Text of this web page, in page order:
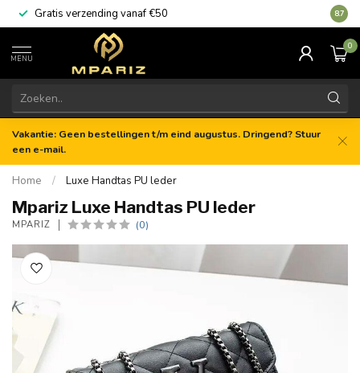
Gratis verzending vanaf €50 8.7
MENU
0
Vakantie: Geen bestellingen t/m eind augustus. Dringend? Stuur
een e-mail.
Home / Luxe Handtas PU leder
Mpariz Luxe Handtas PU leder
MPARIZ (0)